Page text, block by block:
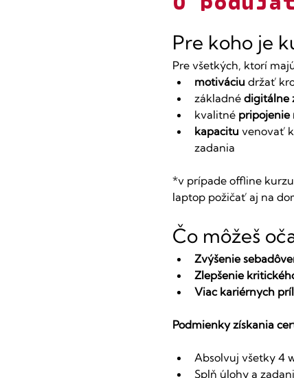
Pre koho je
Pre všetkých, ktorí
motiváciu držať
základné digitálne
kvalitné pripojenie
kapacitu venovať
zadania​
​*v prípade offline
laptop požičať aj na
Čo môžeš
Zvýšenie
Zlepšenie
Viac kariérnych
Podmienky získania
Absolvuj všetky 4
Splň úlohy a